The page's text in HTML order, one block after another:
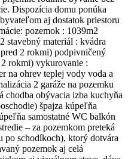
Dispozícia domu ponúka
aj dostatok priestoru
pozemok : 1039m2
stavebný materiál : kvádra
2 rokmi) podpivničený
2 rokmi) vykurovanie :
na ohrev teplej vody voda a
2 garáže na pozemku
chodba obývacia izba kuchyňa
špajza kúpeľňa
samostatné WC balkón
– za pozemkom preteká
po schodíkoch), ktorý dotvára
pozemok aj celá